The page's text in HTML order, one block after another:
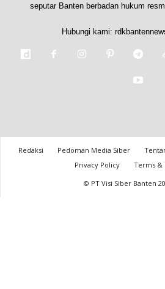
seputar Banten berbadan hukum
Hubungi kami:
Redaksi Pedoman Media Siber
Privacy Policy
Terms &
© PT Visi Siber Banten